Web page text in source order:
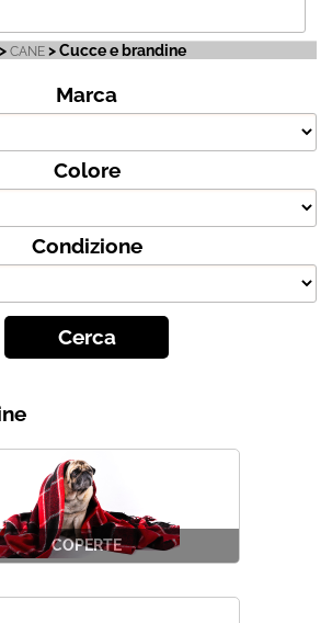
Condizione
pet (invia la tua foto)
Condizioni di vendita
F.A.Q.
Contatti
> CANE > Cucce e brandine
Marca
Colore
Condizione
COPERTE